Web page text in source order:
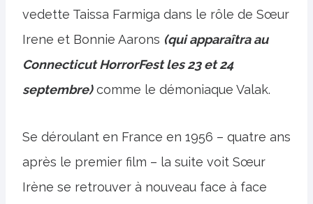
vedette Taissa Farmiga dans le rôle de Sœur
Irene et Bonnie Aarons (qui apparaîtra au
Connecticut HorrorFest les 23 et 24
septembre)comme le démoniaque Valak.
Se déroulant en France en 1956 – quatre ans
après le premier film – la suite voit Sœur
Irène se retrouver à nouveau face à face